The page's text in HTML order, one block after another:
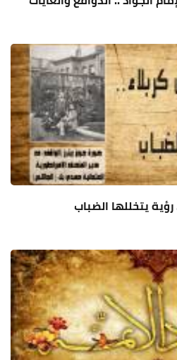
يتخللها الضباب